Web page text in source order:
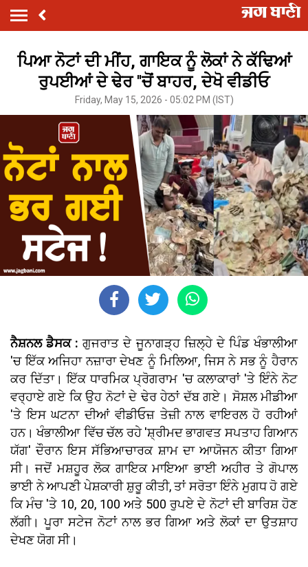
ਪਿਆ ਨੋਟਾਂ ਦੀ ਮੀਂਹ, ਗਾਇਕ ਨੂੰ ਲੋਕਾਂ ਨੇ ਕੱਢਿਆਂ
ਰੁਪਈਆਂ ਦੇ ਢੇਰ ''ਚੋਂ ਬਾਹਰ, ਦੇਖੋ ਵੀਡੀਓ
Friday, May 15, 2026 - 05:02 PM (IST)
ਨੈਸ਼ਨਲ ਡੈਸਕ :ਗੁਜਰਾਤ ਦੇ ਜੂਨਾਗੜ੍ਹ ਜ਼ਿਲ੍ਹੇ ਦੇ ਪਿੰਡ ਖੰਭਾਲੀਆ
'ਚ ਇੱਕ ਅਜਿਹਾ ਨਜ਼ਾਰਾ ਦੇਖਣ ਨੂੰ ਮਿਲਿਆ, ਜਿਸ ਨੇ ਸਭ ਨੂੰ ਹੈਰਾਨ
ਕਰ ਦਿੱਤਾ। ਇੱਕ ਧਾਰਮਿਕ ਪ੍ਰੋਗਰਾਮ 'ਚ ਕਲਾਕਾਰਾਂ 'ਤੇ ਇੰਨੇ ਨੋਟ
ਵਰ੍ਹਾਏ ਗਏ ਕਿ ਉਹ ਨੋਟਾਂ ਦੇ ਢੇਰ ਹੇਠਾਂ ਦੱਬ ਗਏ। ਸੋਸ਼ਲ ਮੀਡੀਆ
'ਤੇ ਇਸ ਘਟਨਾ ਦੀਆਂ ਵੀਡੀਓਜ਼ ਤੇਜ਼ੀ ਨਾਲ ਵਾਇਰਲ ਹੋ ਰਹੀਆਂ
ਹਨ। ਖੰਭਾਲੀਆ ਵਿੱਚ ਚੱਲ ਰਹੇ 'ਸ਼੍ਰੀਮਦ ਭਾਗਵਤ ਸਪਤਾਹ ਗਿਆਨ
ਯੱਗ' ਦੌਰਾਨ ਇਸ ਸੱਭਿਆਚਾਰਕ ਸ਼ਾਮ ਦਾ ਆਯੋਜਨ ਕੀਤਾ ਗਿਆ
ਸੀ। ਜਦੋਂ ਮਸ਼ਹੂਰ ਲੋਕ ਗਾਇਕ ਮਾਇਆ ਭਾਈ ਅਹੀਰ ਤੇ ਗੋਪਾਲ
ਭਾਈ ਨੇ ਆਪਣੀ ਪੇਸ਼ਕਾਰੀ ਸ਼ੁਰੂ ਕੀਤੀ, ਤਾਂ ਸਰੋਤਾ ਇੰਨੇ ਮੁਗਧ ਹੋ ਗਏ
ਕਿ ਮੰਚ 'ਤੇ 10, 20, 100 ਅਤੇ 500 ਰੁਪਏ ਦੇ ਨੋਟਾਂ ਦੀ ਬਾਰਿਸ਼ ਹੋਣ
ਲੱਗੀ। ਪੂਰਾ ਸਟੇਜ ਨੋਟਾਂ ਨਾਲ ਭਰ ਗਿਆ ਅਤੇ ਲੋਕਾਂ ਦਾ ਉਤਸ਼ਾਹ
ਦੇਖਣ ਯੋਗ ਸੀ।